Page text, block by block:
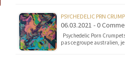
PSYCHEDELIC PRN
06.03.2021 - 0
Psychedelic Porn
pas ce groupe australien,